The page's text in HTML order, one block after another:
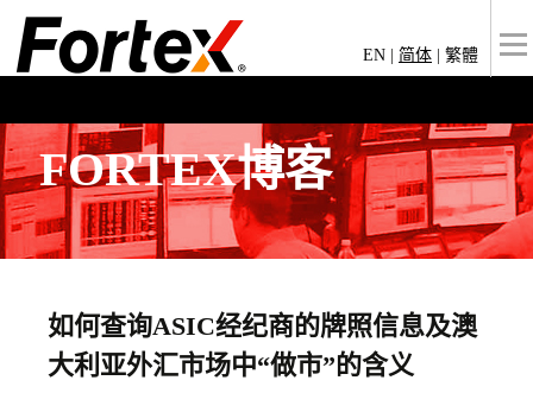
EN 简体 繁體
FORTEX博客
如何查询ASIC经纪商的牌照信息及澳
大利亚外汇市场中“做市”的含义